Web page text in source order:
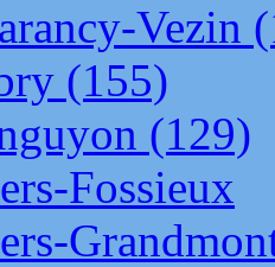
Vezin
(155)
(129)
Fossieux